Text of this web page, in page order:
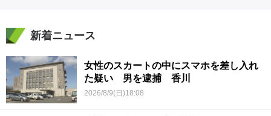
新着ニュース
女性のスカートの中にスマホを差し入れ
た疑い 男を逮捕 香川
2026/8/9(日)18:08